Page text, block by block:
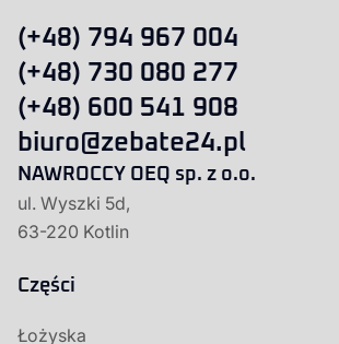
(+48) 794 967 004
(+48) 730 080 277
(+48) 600 541 908
biuro@zebate24.pl
NAWROCCY OEQ sp. z o.o.
ul. Wyszki 5d,
63-220 Kotlin
Części
Łożyska